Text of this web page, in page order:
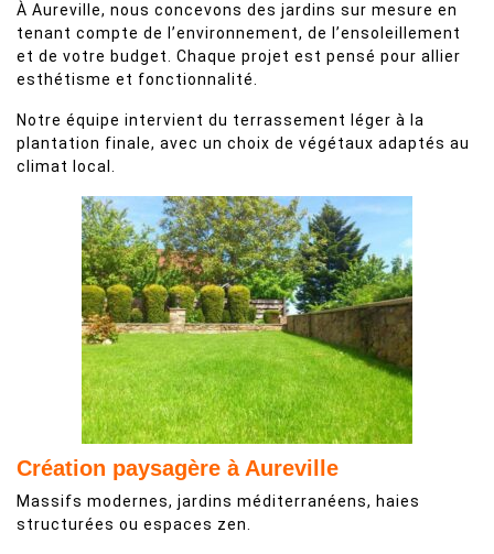
À Aureville, nous concevons des jardins sur mesure en
tenant compte de l’environnement, de l’ensoleillement
et de votre budget. Chaque projet est pensé pour allier
esthétisme et fonctionnalité.
Notre équipe intervient du terrassement léger à la
plantation finale, avec un choix de végétaux adaptés au
climat local.
Création paysagère à Aureville
Massifs modernes, jardins méditerranéens, haies
structurées ou espaces zen.